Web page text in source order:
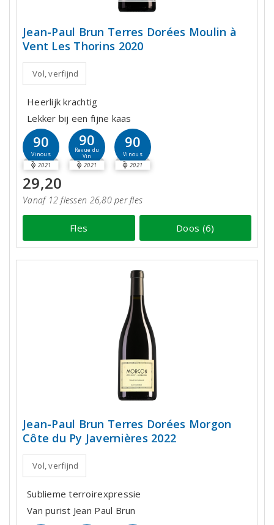
Jean-Paul Brun Terres Dorées Moulin à
Vent Les Thorins 2020
Vol, verfijnd
Heerlijk krachtig
Lekker bij een fijne kaas
90
Vinous
2021
90
Revue du
Vin
2021
90
Vinous
2021
29,20
Vanaf 12 flessen 26,80 per fles
Fles Doos (6)
Jean-Paul Brun Terres Dorées Morgon
Côte du Py Javernières 2022
Vol, verfijnd
Sublieme terroirexpressie
Van purist Jean Paul Brun